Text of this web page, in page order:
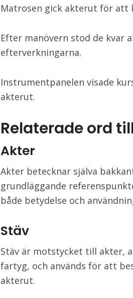
Matrosen gick akterut för att
Efter manövern stod de kvar
efterverkningarna.
Instrumentpanelen visade
akterut.
Relaterade ord
Akter
Akter betecknar själva
grundläggande
både betydelse och
Stäv
Stäv är motstycket till akter,
fartyg, och används för att
akterut.